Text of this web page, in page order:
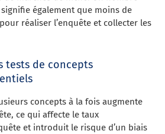
également que moins de
réaliser l’enquête et collecter les
tests de concepts
concepts à la fois augmente
ce qui affecte le taux
et introduit le risque d’un biais